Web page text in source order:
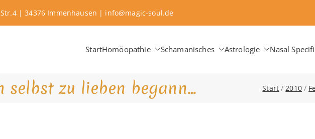
| 34376 Immenhausen | info@magic-soul.de
∞ Tools for Change
Seership. Teaching ∞ Classical Homeopathy ∞ Astrology
StartHomöopathie Schamanisches Astrologie Nasal
selbst zu lieben begann… Start 2010